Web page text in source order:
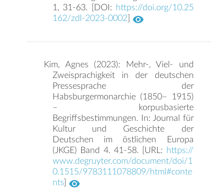
Kim, Agnes (2023): Mehr-, Viel- und
Zweisprachigkeit in der deutschen
Pressesprache der
Habsburgermonarchie (1850– 1915)
– korpusbasierte
Begriffsbestimmungen. In: Journal für
Kultur und Geschichte der
Deutschen im östlichen Europa
(JKGE) Band 4. 41-58. [URL:
https://
www.degruyter.com/document/doi/1
0.1515/9783111078809/html#conte
nts]
1, 31-63. [DOI:
https://doi.org/10.25
162/zdl-2023-0002